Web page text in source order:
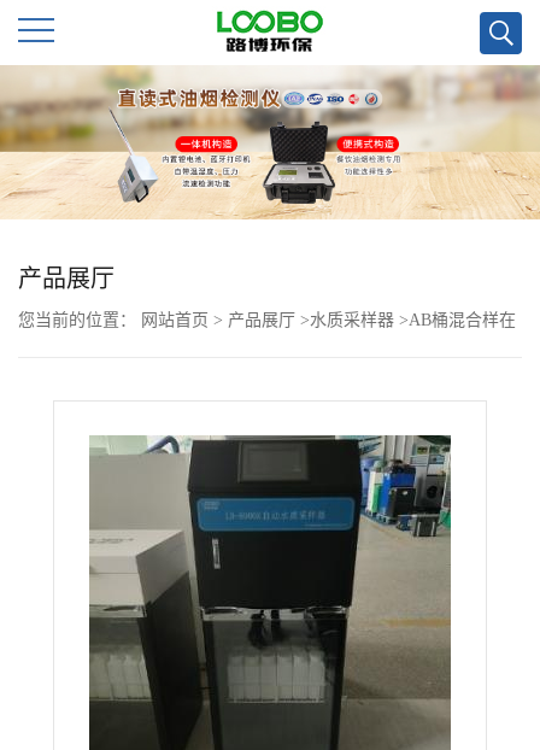
公
司
首
页
公
产品展厅
您当前的位置： 网站首页 > 产品展厅 >水质采样器 >AB桶混合样在